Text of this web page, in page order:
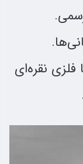
نقره‌ای